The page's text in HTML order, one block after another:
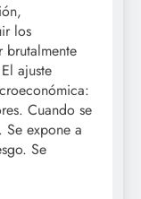
los
brutalmente
ajuste
Cuando se
Se expone a
Se